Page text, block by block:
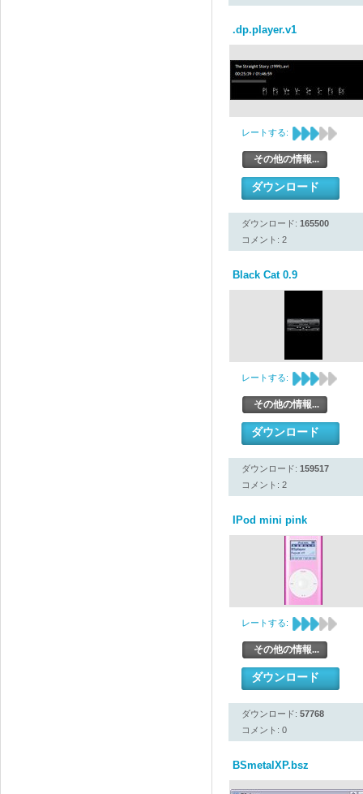
.dp.player.v1
レートする:
その他の情報...
ダウンロード
ダウンロード: 165500
コメント: 2
Black Cat 0.9
レートする:
その他の情報...
ダウンロード
ダウンロード: 159517
コメント: 2
IPod mini pink
レートする:
その他の情報...
ダウンロード
ダウンロード: 57768
コメント: 0
BSmetalXP.bsz